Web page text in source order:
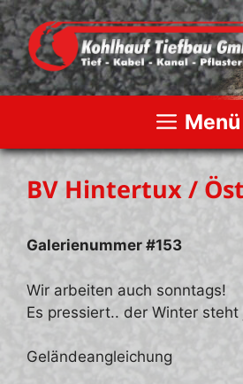
Zum
Inhalt
springen
Menü
BV Hintertux /
Galerienummer #153
Wir arbeiten auch sonntags!
Es pressiert.. der Winter steht
Geländeangleichung